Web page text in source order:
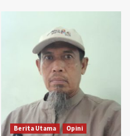
Berita Utama Opini